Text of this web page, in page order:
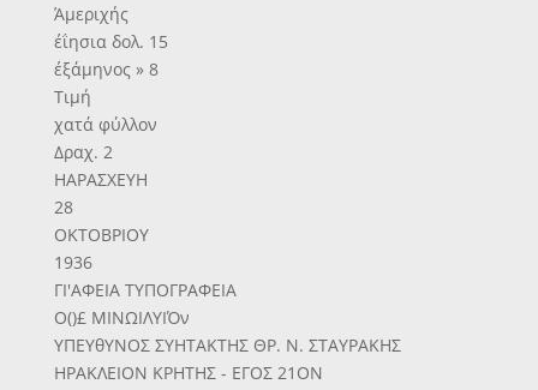
Άμεριχής
έΐησια δολ. 15
έξάμηνος » 8
Τιμή
χατά φύλλον
Δραχ. 2
ΗΑΡΑΣΧΕΥΗ
28
ΟΚΤΟΒΡΙΟΥ
1936
ΓΙ'ΑΦΕΙΑ ΤΥΠΟΓΡΑΦΕΙΑ
Ο()£ ΜΙΝΩΙΛΥΙΌν
ΥΠΕΥθΥΝΟΣ ΣΥΗΤΑΚΤΗΣ ΘΡ. Ν. ΣΤΑΥΡΑΚΗΣ
ΗΡΑΚΛΕΙΟΝ ΚΡΗΤΗΣ - ΕΓΟΣ 21ΟΝ